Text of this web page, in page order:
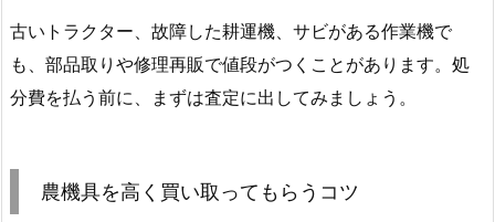
古いトラクター、故障した耕運機、サビがある作業機で
も、部品取りや修理再販で値段がつくことがあります。処
分費を払う前に、まずは査定に出してみましょう。
農機具を高く買い取ってもらうコツ